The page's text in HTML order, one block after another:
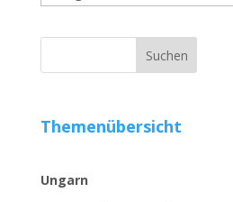
Themenübersicht
Ungarn